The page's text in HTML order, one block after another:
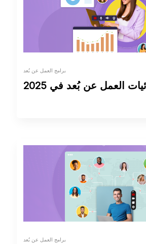
برامج العمل عن بُعد
العمل عن بُعد في 2025
برامج العمل عن بُعد